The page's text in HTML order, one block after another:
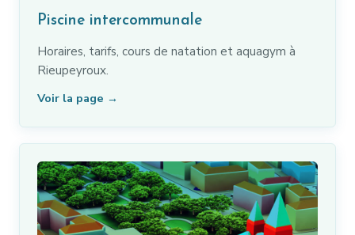
Piscine intercommunale
Horaires, tarifs, cours de natation et aquagym à
Rieupeyroux.
Voir la page →